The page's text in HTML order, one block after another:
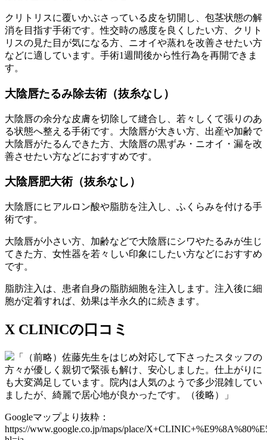
クリトリスに覆いかぶさっている皮を切開し、包茎状態の解
消を目指す手術です。性交時の感度を良くしたい方、クリト
リスの見た目が気になる方、ニオイや蒸れを改善させたい方
などに適しています。手術1週間後から性行為を再開できま
す。
大陰唇たるみ除去術（抜糸なし）
大陰唇の余分な皮膚を切除して縫合し、若々しくて張りのあ
る状態へ整える手術です。大陰唇が大きい方、出産や加齢で
大陰唇がたるんできた方、大陰唇の黒ずみ・ニオイ・漏を改
善させたい方などにおすすめです。
大陰唇肥大術（抜糸なし）
大陰唇にヒアルロン酸や脂肪を注入し、ふくらみを付ける手
術です。
大陰唇が小さい方、加齢などで大陰唇にシワやたるみが生じ
てきた方、女性器を若々しい印象にしたい方などにおすすめ
です。
脂肪注入は、患者自身の脂肪細胞を注入します。注入後に細
胞が定着すれば、効果は半永久的に続きます。
X CLINICの口コミ
「（前略）佐藤先生をはじめ対応して下さったスタッフの
方々が優しく親切で緊張も解け、安心しました。仕上がりに
も大変満足しています。院内は人気のようで多少混雑してい
ましたが、綺麗で居心地が良かったです。（後略）」
Googleマップより抜粋：
https://www.google.co.jp/maps/place/